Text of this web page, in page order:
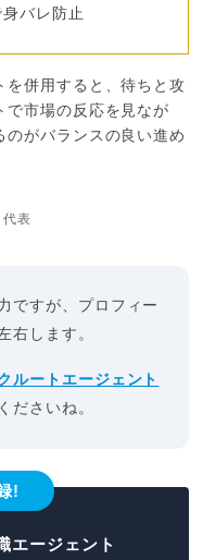
バレ防止
を併用すると、待ちと攻
で市場の反応を見なが
のがバランスの良い進め
代表
ですが、プロフィー
右します。
ルートエージェント
ださいね。
!
エージェント